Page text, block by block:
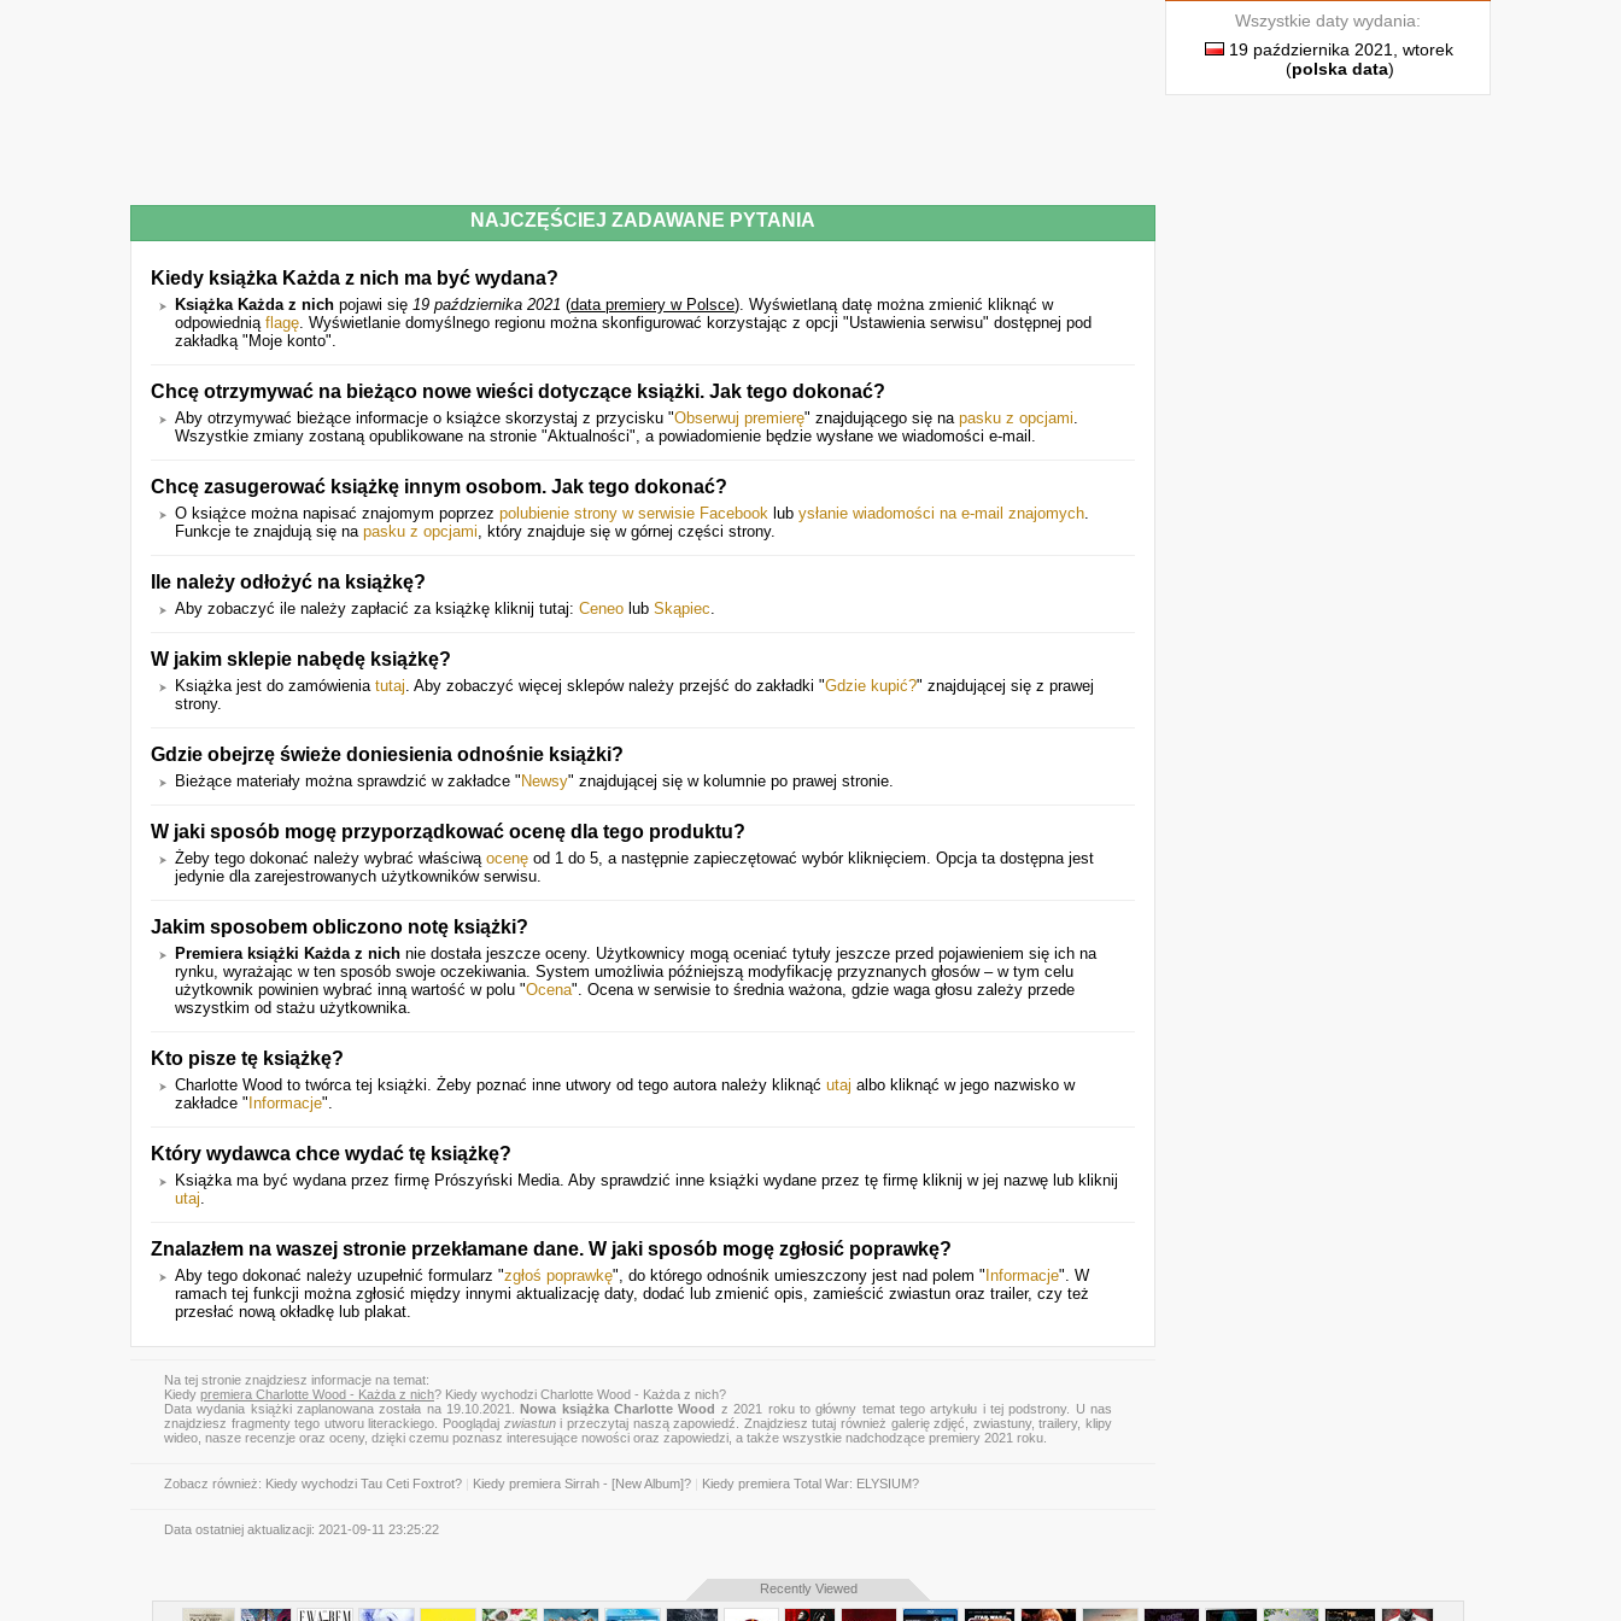
Powyższy opis pochodzi od wydawcy.
NAJCZĘŚCIEJ ZADAWANE PYTANIA
Kiedy książka Każda z nich ma być wydana?
Książka Każda z nich pojawi się 19 października 2021 (data premiery w Polsce). Wyświetlaną datę można zmienić kliknąć w
odpowiednią flagę. Wyświetlanie domyślnego regionu można skonfigurować korzystając z opcji "Ustawienia serwisu" dostępnej pod
zakładką "Moje konto".
Chcę otrzymywać na bieżąco nowe wieści dotyczące książki. Jak tego dokonać?
Aby otrzymywać bieżące informacje o książce skorzystaj z przycisku "Obserwuj premierę" znajdującego się na pasku z opcjami.
Wszystkie zmiany zostaną opublikowane na stronie "Aktualności", a powiadomienie będzie wysłane we wiadomości e-mail.
Chcę zasugerować książkę innym osobom. Jak tego dokonać?
O książce można napisać znajomym poprzez polubienie strony w serwisie Facebook lub ysłanie wiadomości na e-mail znajomych.
Funkcje te znajdują się na pasku z opcjami, który znajduje się w górnej części strony.
Ile należy odłożyć na książkę?
Aby zobaczyć ile należy zapłacić za książkę kliknij tutaj: Ceneo lub Skąpiec.
W jakim sklepie nabędę książkę?
Książka jest do zamówienia tutaj. Aby zobaczyć więcej sklepów należy przejść do zakładki "Gdzie kupić?" znajdującej się z prawej
strony.
Gdzie obejrzę świeże doniesienia odnośnie książki?
Bieżące materiały można sprawdzić w zakładce " Newsy" znajdującej się w kolumnie po prawej stronie.
W jaki sposób mogę przyporządkować ocenę dla tego produktu?
Żeby tego dokonać należy wybrać właściwą ocenę od 1 do 5, a następnie zapieczętować wybór kliknięciem. Opcja ta dostępna jest
jedynie dla zarejestrowanych użytkowników serwisu.
Jakim sposobem obliczono notę książki?
Premiera książki Każda z nich nie dostała jeszcze oceny. Użytkownicy mogą oceniać tytuły jeszcze przed pojawieniem się ich na
rynku, wyrażając w ten sposób swoje oczekiwania. System umożliwia późniejszą modyfikację przyznanych głosów – w tym celu
użytkownik powinien wybrać inną wartość w polu "Ocena". Ocena w serwisie to średnia ważona, gdzie waga głosu zależy przede
wszystkim od stażu użytkownika.
Kto pisze tę książkę?
Charlotte Wood to twórca tej książki. Żeby poznać inne utwory od tego autora należy kliknąć utaj albo kliknąć w jego nazwisko w
zakładce " Informacje".
Który wydawca chce wydać tę książkę?
Książka ma być wydana przez firmę Prószyński Media. Aby sprawdzić inne książki wydane przez tę firmę kliknij w jej nazwę lub kliknij
utaj.
Znalazłem na waszej stronie przekłamane dane. W jaki sposób mogę zgłosić poprawkę?
Aby tego dokonać należy uzupełnić formularz "zgłoś poprawkę", do którego odnośnik umieszczony jest nad polem " Informacje". W
ramach tej funkcji można zgłosić między innymi aktualizację daty, dodać lub zmienić opis, zamieścić zwiastun oraz trailer, czy też
przesłać nową okładkę lub plakat.
Na tej stronie znajdziesz informacje na temat:
Kiedy premiera Charlotte Wood - Każda z nich? Kiedy wychodzi Charlotte Wood - Każda z nich?
Data wydania książki zaplanowana została na 19.10.2021.Nowa książka Charlotte Wood z 2021 roku to główny temat tego artykułu i tej podstrony. U nas
znajdziesz fragmenty tego utworu literackiego. Pooglądaj zwiastuni przeczytaj naszą zapowiedź. Znajdziesz tutaj również galerię zdjęć, zwiastuny, trailery, klipy
wideo, nasze recenzje oraz oceny, dzięki czemu poznasz interesujące nowości oraz zapowiedzi, a także wszystkie nadchodzące premiery 2021 roku.
Zobacz również: Kiedy wychodzi Tau Ceti Foxtrot? Kiedy premiera Sirrah - [New Album]? Kiedy premiera Total War: ELYSIUM?
Data ostatniej aktualizacji: 2021-09-11 23:25:22
Wszystkie daty wydania:
19 października 2021, wtorek
(polska data)
Recently Viewed